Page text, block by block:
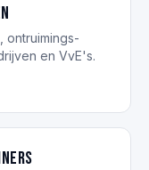
ontruimings­
en VvE's.